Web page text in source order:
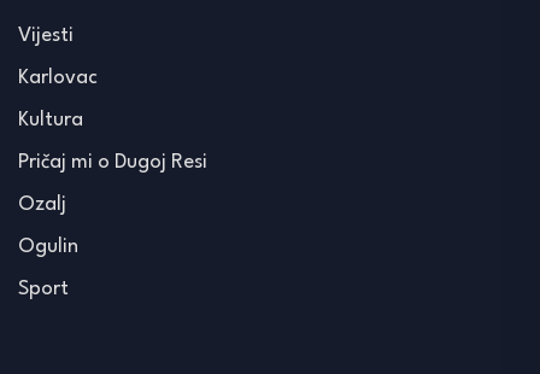
Vijesti
Karlovac
Kultura
Pričaj mi o Dugoj Resi
Ozalj
Ogulin
Sport